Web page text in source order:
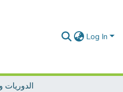
Log In
الدوريات